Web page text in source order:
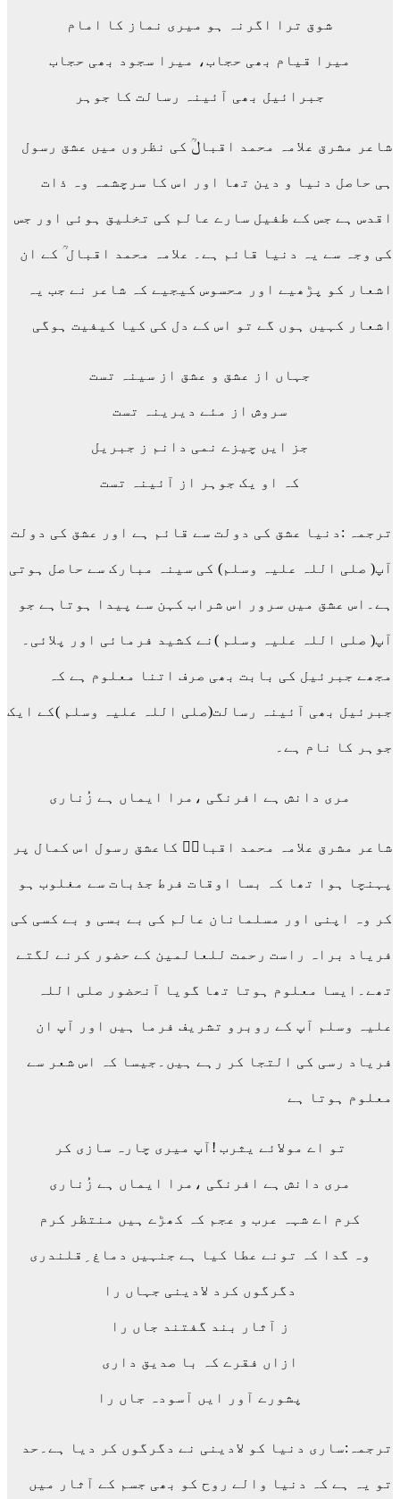
شوق ترا اگرنہ ہو میری نماز کا امام
میرا قیام بھی حجاب، میرا سجود بھی حجاب
جبرائیل بھی آئینہ رسالت کا جوہر
شاعر مشرق علامہ محمد اقبالؒ کی نظروں میں عشق رسول
ہی حاصل دنیا و دین تھا اور اس کا سرچشمہ وہ ذات
اقدس ہے جس کے طفیل سارے عالم کی تخلیق ہوئی اور جس
کی وجہ سے یہ دنیا قائم ہے۔ علامہ محمد اقبال ؒ کے ان
اشعار کو پڑھیے اور محسوس کیجیے کہ شاعر نے جب یہ
اشعار کہیں ہوں گے تو اس کے دل کی کیا کیفیت ہوگی
جہاں از عشق و عشق از سینہ تست
سروش از مئے دیرینہ تست
جز ایں چیزے نمی دانم ز جبریل
کہ او یک جوہر از آئینہ تست
ترجمہ :دنیا عشق کی دولت سے قائم ہے اور عشق کی دولت
آپ( صلی اللہ علیہ وسلم) کی سینہ مبارک سے حاصل ہوتی
ہے۔اس عشق میں سرور اس شراب کہن سے پیدا ہوتاہے جو
آپ( صلی اللہ علیہ وسلم )نے کشید فرمائی اور پلائی۔
مجھے جبرئیل کی بابت بھی صرف اتنا معلوم ہے کہ
جبرئیل بھی آئینہ رسالت(صلی اللہ علیہ وسلم )کے ایک
جوہر کا نام ہے۔
مری دانش ہے افرنگی ،مرا ایماں ہے زُناری
شاعر مشرق علامہ محمد اقبالؒ کاعشق رسول اس کمال پر
پہنچا ہوا تھا کہ بسا اوقات فرط جذبات سے مغلوب ہو
کر وہ اپنی اور مسلمانان عالم کی بے بسی و بے کسی کی
فریاد براہ راست رحمت للعالمین کے حضور کرنے لگتے
تھے۔ایسا معلوم ہوتا تھا گویا آنحضور صلی اللہ
علیہ وسلم آپ کے روبرو تشریف فرما ہیں اور آپ ان
فریاد رسی کی التجا کر رہے ہیں۔جیسا کہ اس شعر سے
معلوم ہوتا ہے
تو اے مولائے یثرب !آپ میری چارہ سازی کر
مری دانش ہے افرنگی ،مرا ایماں ہے زُناری
کرم اے شہہ عرب و عجم کہ کھڑے ہیں منتظر کرم
وہ گدا کہ تونے عطا کیا ہے جنہیں دماغ ِقلندری
دگرگوں کرد لادینی جہاں را
ز آثار بند گفتند جاں را
ازاں فقرے کہ با صدیق داری
پشورے آور ایں آسودہ جاں را
ترجمہ:ساری دنیا کو لادینی نے دگرگوں کر دیا ہے۔حد
تو یہ ہے کہ دنیا والے روح کو بھی جسم کے آثار میں